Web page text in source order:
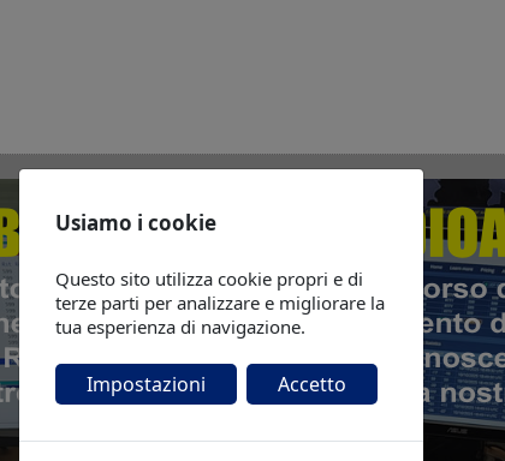
Usiamo i cookie
Questo sito utilizza cookie propri e di
terze parti per analizzare e migliorare la
tua esperienza di navigazione.
Impostazioni Accetto